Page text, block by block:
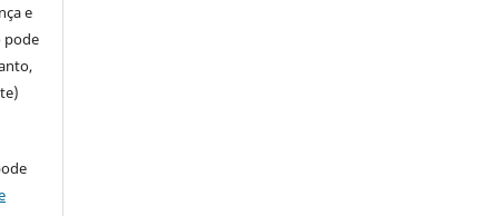
e
pode